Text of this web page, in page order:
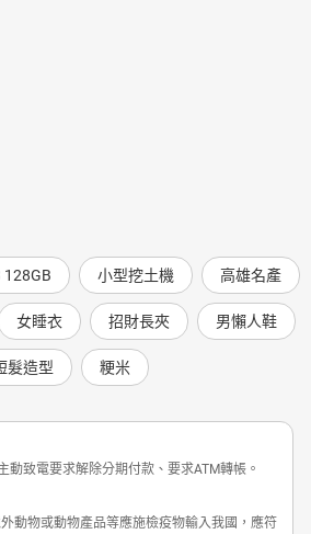
128GB 小型挖土機 高雄名產
女睡衣 招財長夾 男懶人鞋
髮造型 粳米
動致電要求解除分期付款、要求ATM轉帳。
動物或動物產品等應施檢疫物輸入我國，應符